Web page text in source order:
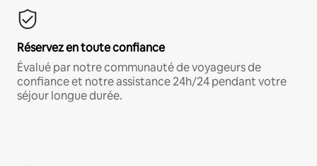
Réservez en toute confiance
Évalué par notre communauté de voyageurs de
confiance et notre assistance 24h/24 pendant votre
séjour longue durée.